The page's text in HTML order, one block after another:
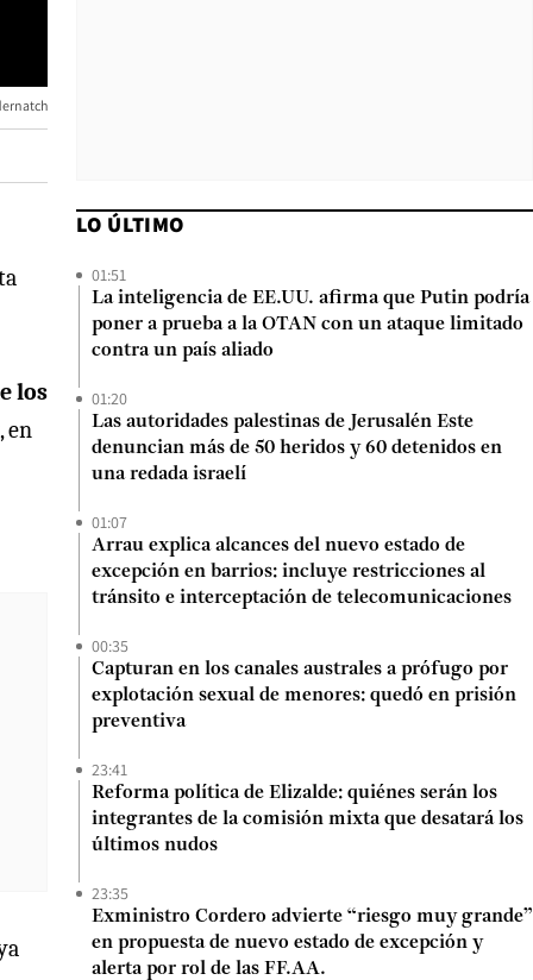
los
en
LO ÚLTIMO
01:51
La inteligencia de EE.UU. afirma que Putin podría
poner a prueba a la OTAN con un ataque limitado
contra un país aliado
01:20
Las autoridades palestinas de Jerusalén Este
denuncian más de 50 heridos y 60 detenidos en
una redada israelí
01:07
Arrau explica alcances del nuevo estado de
excepción en barrios: incluye restricciones al
tránsito e interceptación de telecomunicaciones
00:35
Capturan en los canales australes a prófugo por
explotación sexual de menores: quedó en prisión
preventiva
23:41
Reforma política de Elizalde: quiénes serán los
integrantes de la comisión mixta que desatará los
últimos nudos
23:35
Exministro Cordero advierte “riesgo muy grande”
en propuesta de nuevo estado de excepción y
alerta por rol de las FF.AA.